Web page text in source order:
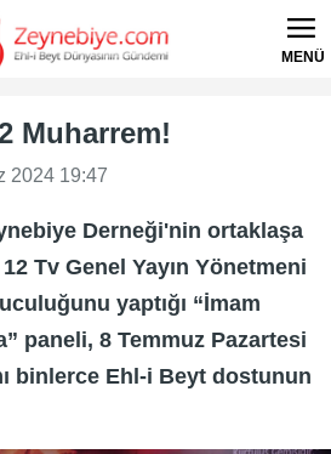
MENÜ
Muharrem!
2024 19:47
Derneği'nin ortaklaşa
Tv Genel Yayın Yönetmeni
yaptığı “İmam
paneli, 8 Temmuz Pazartesi
binlerce Ehl-i Beyt dostunun